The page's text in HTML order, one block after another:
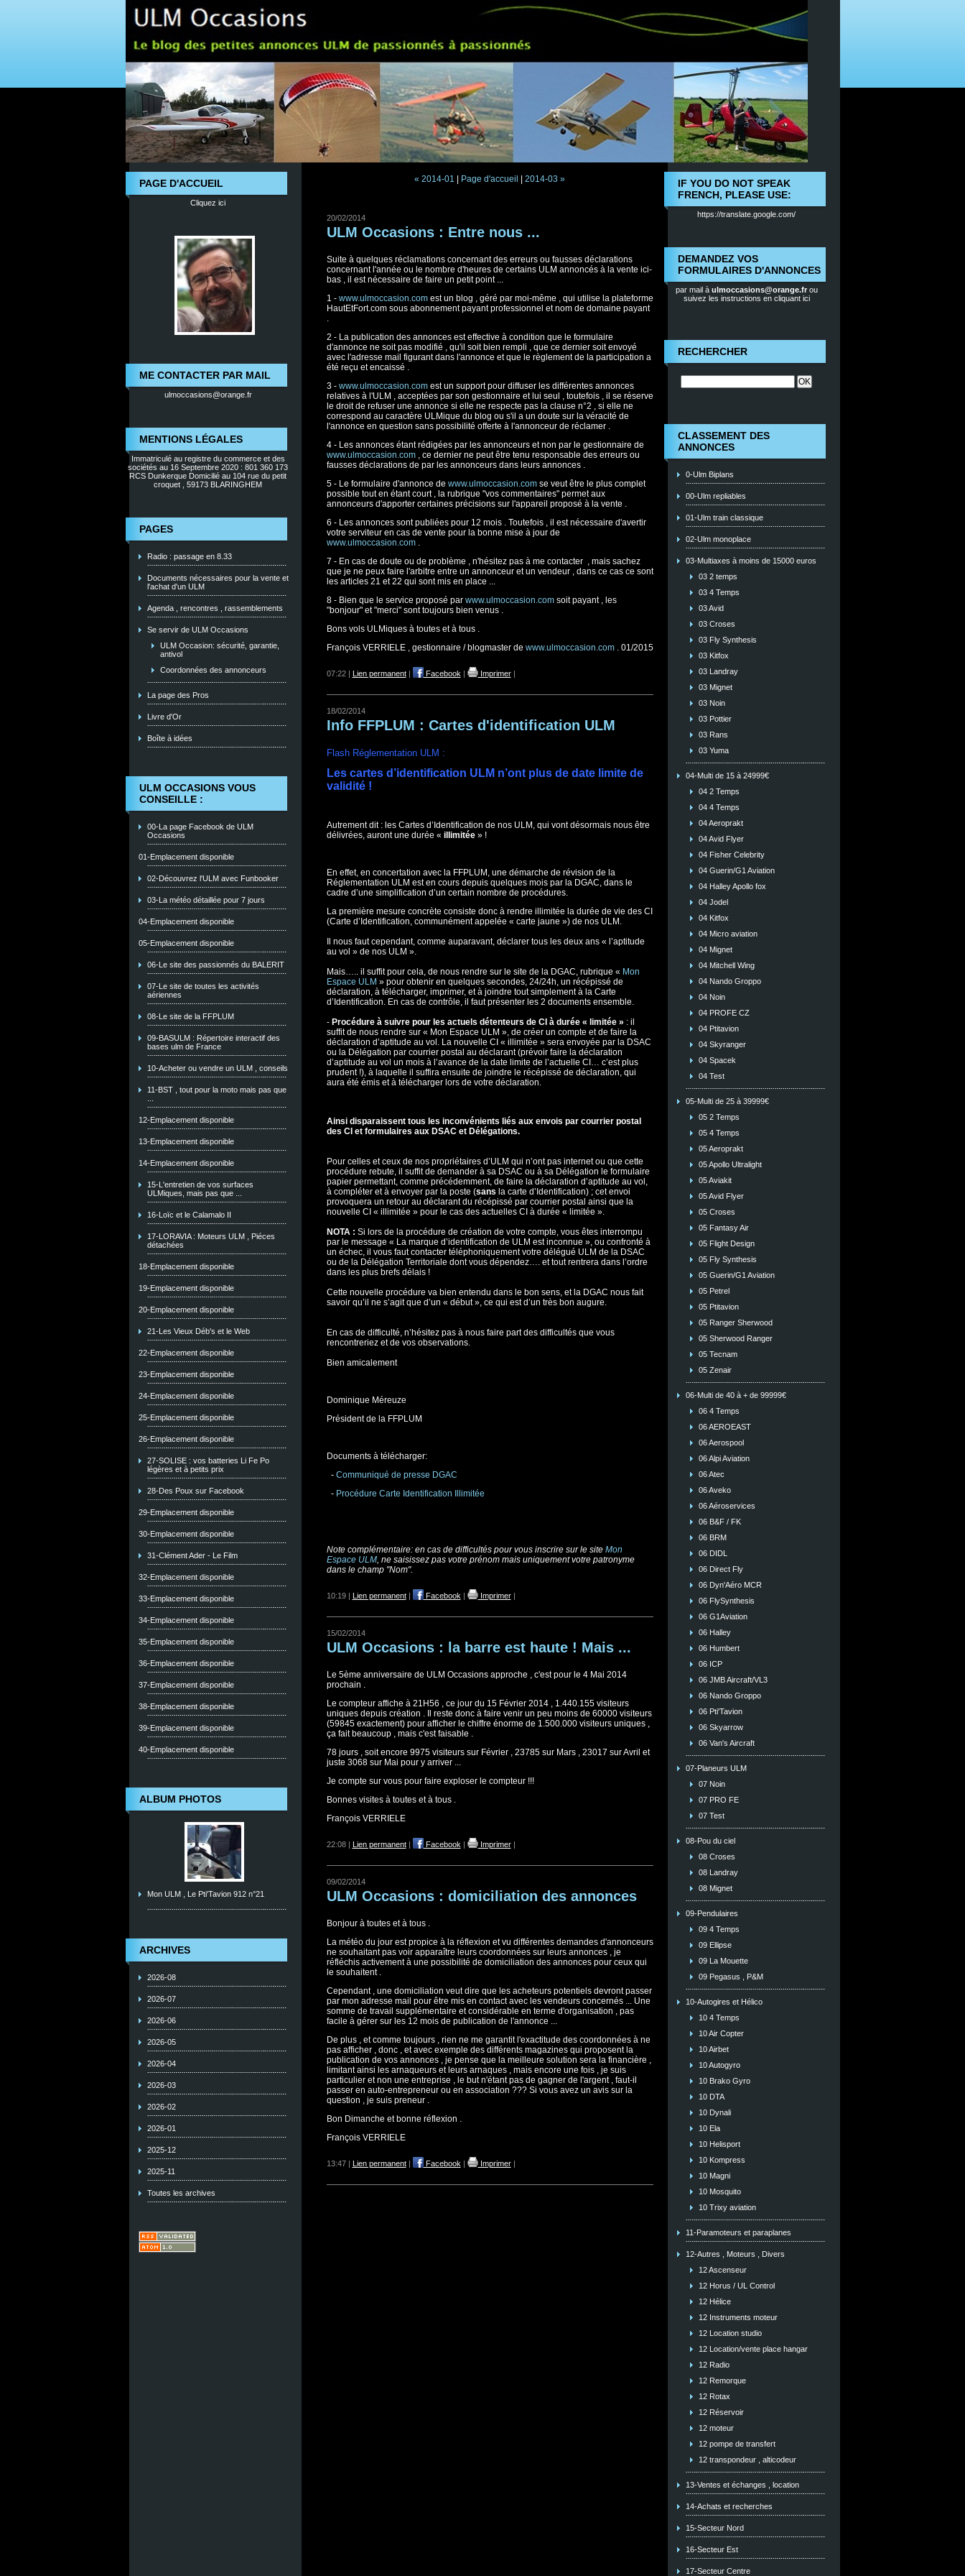
PAGE D'ACCUEIL
Cliquez ici
ME CONTACTER PAR MAIL
ulmoccasions@orange.fr
MENTIONS LÉGALES
Immatriculé au registre du commerce et des
sociétés au 16 Septembre 2020 : 801 360 173
RCS Dunkerque Domicilié au 104 rue du petit
croquet , 59173 BLARINGHEM
PAGES
Radio : passage en 8.33
Documents nécessaires pour la vente et
l'achat d'un ULM
Agenda , rencontres , rassemblements
Se servir de ULM Occasions
ULM Occasion: sécurité, garantie,
antivol
Coordonnées des annonceurs
La page des Pros
Livre d'Or
Boîte à idées
ULM OCCASIONS VOUS
CONSEILLE :
00-La page Facebook de ULM
Occasions
01-Emplacement disponible
02-Découvrez l'ULM avec Funbooker
03-La météo détaillée pour 7 jours
04-Emplacement disponible
05-Emplacement disponible
06-Le site des passionnés du BALERIT
07-Le site de toutes les activités
aériennes
08-Le site de la FFPLUM
09-BASULM : Répertoire interactif des
bases ulm de France
10-Acheter ou vendre un ULM , conseils
11-BST , tout pour la moto mais pas que
12-Emplacement disponible
13-Emplacement disponible
14-Emplacement disponible
15-L'entretien de vos surfaces
ULMiques, mais pas que ...
16-Loïc et le Calamalo II
17-LORAVIA : Moteurs ULM , Piéces
détachées
18-Emplacement disponible
19-Emplacement disponible
20-Emplacement disponible
21-Les Vieux Déb's et le Web
22-Emplacement disponible
23-Emplacement disponible
24-Emplacement disponible
25-Emplacement disponible
26-Emplacement disponible
27-SOLISE : vos batteries Li Fe Po
légères et à petits prix
28-Des Poux sur Facebook
29-Emplacement disponible
30-Emplacement disponible
31-Clément Ader - Le Film
32-Emplacement disponible
33-Emplacement disponible
34-Emplacement disponible
35-Emplacement disponible
36-Emplacement disponible
37-Emplacement disponible
38-Emplacement disponible
39-Emplacement disponible
40-Emplacement disponible
ALBUM PHOTOS
Mon ULM , Le Pti'Tavion 912 n°21
ARCHIVES
2026-08
2026-07
2026-06
2026-05
2026-04
2026-03
2026-02
2026-01
2025-12
2025-11
Toutes les archives
IF YOU DO NOT SPEAK
FRENCH, PLEASE USE:
https://translate.google.com/
DEMANDEZ VOS
FORMULAIRES D'ANNONCES
par mail à ulmoccasions@orange.frou
suivez les instructions en cliquant ici
RECHERCHER
CLASSEMENT DES
ANNONCES
0-Ulm Biplans
00-Ulm repliables
01-Ulm train classique
02-Ulm monoplace
03-Multiaxes à moins de 15000 euros
03 2 temps
03 4 Temps
03 Avid
03 Croses
03 Fly Synthesis
03 Kitfox
03 Landray
03 Mignet
03 Noin
03 Pottier
03 Rans
03 Yuma
04-Multi de 15 à 24999€
04 2 Temps
04 4 Temps
04 Aeroprakt
04 Avid Flyer
04 Fisher Celebrity
04 Guerin/G1 Aviation
04 Halley Apollo fox
04 Jodel
04 Kitfox
04 Micro aviation
04 Mignet
04 Mitchell Wing
04 Nando Groppo
04 Noin
04 PROFE CZ
04 Ptitavion
04 Skyranger
04 Spacek
04 Test
05-Multi de 25 à 39999€
05 2 Temps
05 4 Temps
05 Aeroprakt
05 Apollo Ultralight
05 Aviakit
05 Avid Flyer
05 Croses
05 Fantasy Air
05 Flight Design
05 Fly Synthesis
05 Guerin/G1 Aviation
05 Petrel
05 Ptitavion
05 Ranger Sherwood
05 Sherwood Ranger
05 Tecnam
05 Zenair
06-Multi de 40 à + de 99999€
06 4 Temps
06 AEROEAST
06 Aerospool
06 Alpi Aviation
06 Atec
06 Aveko
06 Aéroservices
06 B&F / FK
06 BRM
06 DIDL
06 Direct Fly
06 Dyn'Aéro MCR
06 FlySynthesis
06 G1Aviation
06 Halley
06 Humbert
06 ICP
06 JMB Aircraft/VL3
06 Nando Groppo
06 Pti'Tavion
06 Skyarrow
06 Van's Aircraft
07-Planeurs ULM
07 Noin
07 PRO FE
07 Test
08-Pou du ciel
08 Croses
08 Landray
08 Mignet
09-Pendulaires
09 4 Temps
09 Ellipse
09 La Mouette
09 Pegasus , P&M
10-Autogires et Hélico
10 4 Temps
10 Air Copter
10 Airbet
10 Autogyro
10 Brako Gyro
10 DTA
10 Dynali
10 Ela
10 Helisport
10 Kompress
10 Magni
10 Mosquito
10 Trixy aviation
11-Paramoteurs et paraplanes
12-Autres , Moteurs , Divers
12 Ascenseur
12 Horus / UL Control
12 Hélice
12 Instruments moteur
12 Location studio
12 Location/vente place hangar
12 Radio
12 Remorque
12 Rotax
12 Réservoir
12 moteur
12 pompe de transfert
12 transpondeur , alticodeur
13-Ventes et échanges , location
14-Achats et recherches
15-Secteur Nord
16-Secteur Est
17-Secteur Centre
« 2014-01 Page d'accueil 2014-03 »
20/02/2014
ULM Occasions : Entre nous ...
Suite à quelques réclamations concernant des erreurs ou fausses déclarations
concernant l'année ou le nombre d'heures de certains ULM annoncés à la vente ici-
bas , il est nécessaire de faire un petit point ...
1 - www.ulmoccasion.comest un blog , géré par moi-même , qui utilise la plateforme
HautEtFort.com sous abonnement payant professionnel et nom de domaine payant
.
2 - La publication des annonces est effective à condition que le formulaire
d'annonce ne soit pas modifié , qu'il soit bien rempli , que ce dernier soit envoyé
avec l'adresse mail figurant dans l'annonce et que le règlement de la participation a
été reçu et encaissé .
3 - www.ulmoccasion.comest un support pour diffuser les différentes annonces
relatives à l'ULM , acceptées par son gestionnaire et lui seul , toutefois , il se réserve
le droit de refuser une annonce si elle ne respecte pas la clause n°2 , si elle ne
correspond au caractère ULMique du blog ou s'il a un doute sur la véracité de
l'annonce en question sans possibilité offerte à l'annonceur de réclamer .
4 - Les annonces étant rédigées par les annonceurs et non par le gestionnaire de
www.ulmoccasion.com, ce dernier ne peut être tenu responsable des erreurs ou
fausses déclarations de par les annonceurs dans leurs annonces .
5 - Le formulaire d'annonce de www.ulmoccasion.comse veut être le plus complet
possible tout en étant court , la rubrique "vos commentaires" permet aux
annonceurs d'apporter certaines précisions sur l'appareil proposé à la vente .
6 - Les annonces sont publiées pour 12 mois . Toutefois , il est nécessaire d'avertir
votre serviteur en cas de vente pour la bonne mise à jour de
www.ulmoccasion.com.
7 - En cas de doute ou de problème , n'hésitez pas à me contacter , mais sachez
que je ne peux faire l'arbitre entre un annonceur et un vendeur , dans ce cas ce sont
les articles 21 et 22 qui sont mis en place ...
8 - Bien que le service proposé par www.ulmoccasion.comsoit payant , les
"bonjour" et "merci" sont toujours bien venus .
Bons vols ULMiques à toutes et à tous .
François VERRIELE , gestionnaire / blogmaster de www.ulmoccasion.com. 01/2015
07:22 | Lien permanent| Facebook | Imprimer|
18/02/2014
Info FFPLUM : Cartes d'identification ULM
Flash Réglementation ULM :
Les cartes d’identification ULM n’ont plus de date limite de
validité !
Autrement dit : les Cartes d’Identification de nos ULM, qui vont désormais nous être
délivrées, auront une durée « illimitée» !
En effet, en concertation avec la FFPLUM, une démarche de révision de la
Réglementation ULM est en cours depuis quelques mois par la DGAC, dans le
cadre d’une simplification d’un certain nombre de procédures.
La première mesure concrète consiste donc à rendre illimitée la durée de vie des CI
(Carte d’Identification, communément appelée « carte jaune ») de nos ULM.
Il nous faut cependant, comme auparavant, déclarer tous les deux ans « l’aptitude
au vol » de nos ULM ».
Mais….. il suffit pour cela, de nous rendre sur le site de la DGAC, rubrique « Mon
Espace ULM » pour obtenir en quelques secondes, 24/24h, un récépissé de
déclaration, à télécharger, imprimer, et à joindre tout simplement à la Carte
d’Identification. En cas de contrôle, il faut présenter les 2 documents ensemble.
- Procédure à suivre pour les actuels détenteurs de CI à durée « limitée » : il
suffit de nous rendre sur « Mon Espace ULM », de créer un compte et de faire la
déclaration d’aptitude au vol. La nouvelle CI « illimitée » sera envoyée par la DSAC
ou la Délégation par courrier postal au déclarant (prévoir faire la déclaration
d’aptitude au vol un mois à l’avance de la date limite de l’actuelle CI… c’est plus
prudent !), à laquelle il suffira ensuite de joindre le récépissé de déclaration, qui
aura été émis et à télécharger lors de votre déclaration.
Ainsi disparaissent tous les inconvénients liés aux envois par courrier postal
des CI et formulaires aux DSAC et Délégations.
Pour celles et ceux de nos propriétaires d’ULM qui n’ont pas internet ou que cette
procédure rebute, il suffit de demander à sa DSAC ou à sa Délégation le formulaire
papier permettant, comme précédemment, de faire la déclaration d’aptitude au vol,
à compléter et à envoyer par la poste (sans la carte d’Identification) ; cet envoi
provoquera un retour au déclarant du récépissé par courrier postal ainsi que la
nouvelle CI « illimitée » pour le cas des actuelles CI à durée « limitée ».
NOTA : Si lors de la procédure de création de votre compte, vous êtes interrompu
par le message « La marque d’identification de ULM est inconnue », ou confronté à
un échec, il vous faut contacter téléphoniquement votre délégué ULM de la DSAC
ou de la Délégation Territoriale dont vous dépendez…. et tout rentrera dans l’ordre
dans les plus brefs délais !
Cette nouvelle procédure va bien entendu dans le bon sens, et la DGAC nous fait
savoir qu’il ne s’agit que d’un « début », ce qui est d’un très bon augure.
En cas de difficulté, n’hésitez pas à nous faire part des difficultés que vous
rencontreriez et de vos observations.
Bien amicalement
Dominique Méreuze
Président de la FFPLUM
Documents à télécharger:
- Communiqué de presse DGAC
- Procédure Carte Identification Illimitée
Note complémentaire: en cas de difficultés pour vous inscrire sur le site Mon
Espace ULM, ne saisissez pas votre prénom mais uniquement votre patronyme
dans le champ "Nom".
10:19 | Lien permanent| Facebook | Imprimer|
15/02/2014
ULM Occasions : la barre est haute ! Mais ...
Le 5ème anniversaire de ULM Occasions approche , c'est pour le 4 Mai 2014
prochain .
Le compteur affiche à 21H56 , ce jour du 15 Février 2014 , 1.440.155 visiteurs
uniques depuis création . Il reste donc à faire venir un peu moins de 60000 visiteurs
(59845 exactement) pour afficher le chiffre énorme de 1.500.000 visiteurs uniques ,
ça fait beaucoup , mais c'est faisable .
78 jours , soit encore 9975 visiteurs sur Février , 23785 sur Mars , 23017 sur Avril et
juste 3068 sur Mai pour y arriver ...
Je compte sur vous pour faire exploser le compteur !!!
Bonnes visites à toutes et à tous .
François VERRIELE
22:08 | Lien permanent| Facebook | Imprimer|
09/02/2014
ULM Occasions : domiciliation des annonces
Bonjour à toutes et à tous .
La météo du jour est propice à la réflexion et vu différentes demandes d'annonceurs
ne souhaitant pas voir apparaître leurs coordonnées sur leurs annonces , je
réfléchis activement à une possibilité de domiciliation des annonces pour ceux qui
le souhaitent .
Cependant , une domiciliation veut dire que les acheteurs potentiels devront passer
par mon adresse mail pour être mis en contact avec les vendeurs concernés ... Une
somme de travail supplémentaire et considérable en terme d'organisation , pas
facile à gérer sur les 12 mois de publication de l'annonce ...
De plus , et comme toujours , rien ne me garantit l'exactitude des coordonnées à ne
pas afficher , donc , et avec exemple des différents magazines qui proposent la
publication de vos annonces , je pense que la meilleure solution sera la financière ,
limitant ainsi les arnaqueurs et leurs arnaques , mais encore une fois , je suis
particulier et non une entreprise , le but n'étant pas de gagner de l'argent , faut-il
passer en auto-entrepreneur ou en association ??? Si vous avez un avis sur la
question , je suis preneur .
Bon Dimanche et bonne réflexion .
François VERRIELE
13:47 | Lien permanent| Facebook | Imprimer|